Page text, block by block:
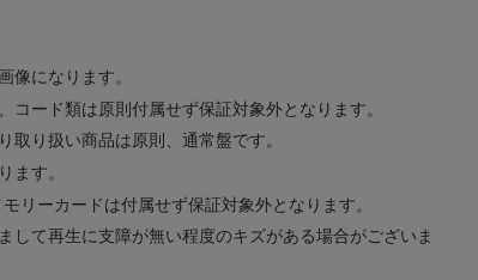
像になります。
ード類は原則付属せず保証対象外となります。
り扱い商品は原則、通常盤です。
ます。
リーカードは付属せず保証対象外となります。
して再生に支障が無い程度のキズがある場合がございま